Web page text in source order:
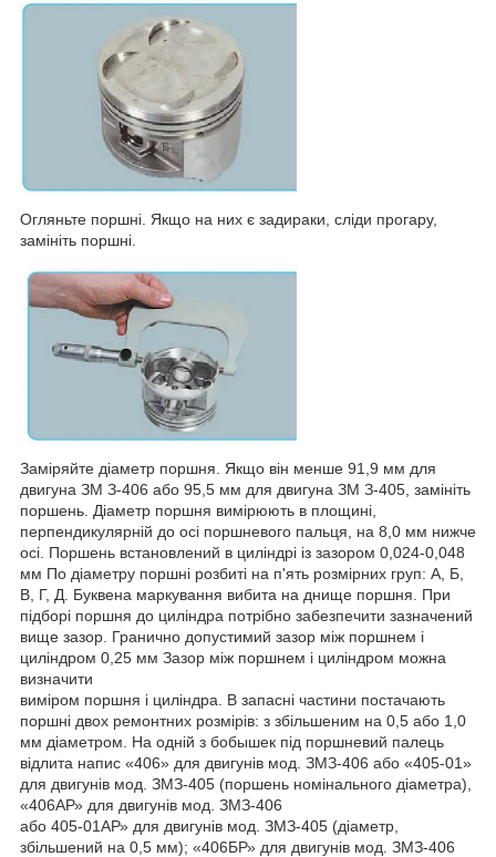
Огляньте поршні. Якщо на них є задираки, сліди прогару,
замініть поршні.
Заміряйте діаметр поршня. Якщо він менше 91,9 мм для
двигуна ЗМ З-406 або 95,5 мм для двигуна ЗМ З-405, замініть
поршень. Діаметр поршня вимірюють в площині,
перпендикулярній до осі поршневого пальця, на 8,0 мм нижче
осі. Поршень встановлений в циліндрі із зазором 0,024-0,048
мм По діаметру поршні розбиті на п'ять розмірних груп: А, Б,
В, Г, Д. Буквена маркування вибита на днище поршня. При
підборі поршня до циліндра потрібно забезпечити зазначений
вище зазор. Гранично допустимий зазор між поршнем і
циліндром 0,25 мм Зазор між поршнем і циліндром можна
визначити
виміром поршня і циліндра. В запасні частини постачають
поршні двох ремонтних розмірів: з збільшеним на 0,5 або 1,0
мм діаметром. На одній з бобышек під поршневий палець
відлита напис «406» для двигунів мод. ЗМЗ-406 або «405-01»
для двигунів мод. ЗМЗ-405 (поршень номінального діаметра),
«406АР» для двигунів мод. ЗМЗ-406
або 405-01АР» для двигунів мод. ЗМЗ-405 (діаметр,
збільшений на 0,5 мм); «406БР» для двигунів мод. ЗМЗ-406